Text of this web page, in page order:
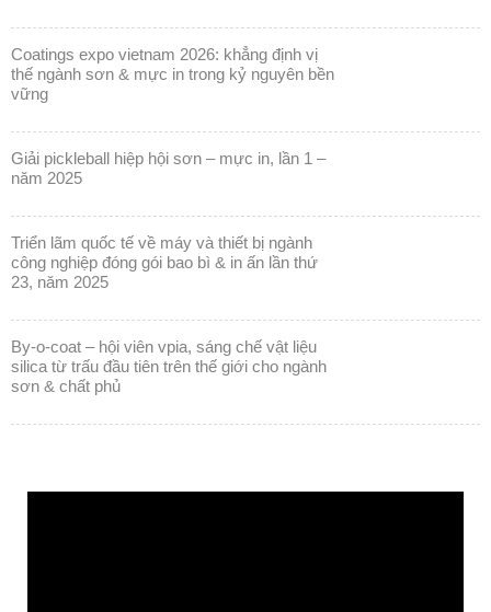
coatings expo vietnam 2026: khẳng định vị
thế ngành sơn & mực in trong kỷ nguyên bền
vững
giải pickleball hiệp hội sơn – mực in, lần 1 –
năm 2025
triển lãm quốc tế về máy và thiết bị ngành
công nghiệp đóng gói bao bì & in ấn lần thứ
23, năm 2025
by-o-coat – hội viên vpia, sáng chế vật liệu
silica từ trấu đầu tiên trên thế giới cho ngành
sơn & chất phủ